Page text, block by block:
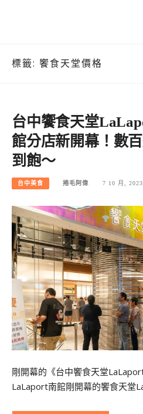
標籤: 饗食天堂價格
台中饗食天堂
館分店新開幕！數
到飽～
台中美食 捲毛阿偉 7 10 月, 2023
剛開幕的《台中饗食天堂
LaLaport南館剛開幕的饗食天堂